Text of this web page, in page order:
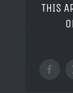
THIS